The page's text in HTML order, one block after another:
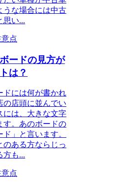
うな場合には中古
思い...
点
ードの見方が
は？
ドには何が書かれ
の店頭に並んでい
には、大きな文字
す。あのボードの
」と言います。
のある方ならじっ
方も...
点